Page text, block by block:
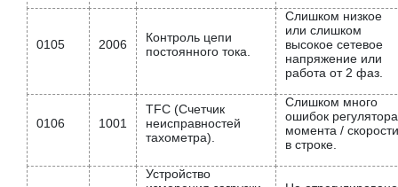
0105 2006
Контроль цепи
постоянного тока.
Слишком низкое
или слишком
высокое сетевое
напряжение или
работа от 2 фаз.
0106 1001
TFC (Счетчик
неисправностей
тахометра).
Слишком много
ошибок регулятора
момента / скорости
в строке.
Устройство